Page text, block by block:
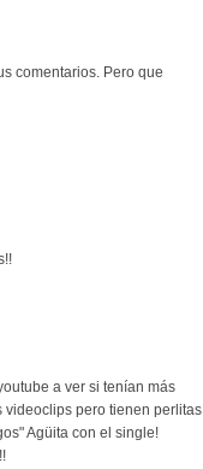
comentarios. Pero que
a ver si tenían más
videoclips pero tienen perlitas
Agüita con el single!